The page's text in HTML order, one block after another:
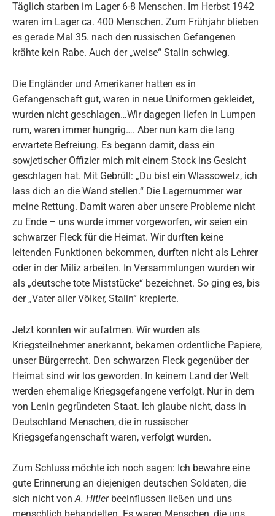
Täglich starben im Lager 6-8 Menschen. Im Herbst 1942
waren im Lager ca. 400 Menschen. Zum Frühjahr blieben
es gerade Mal 35. nach den russischen Gefangenen
krähte kein Rabe. Auch der „weise“ Stalin schwieg.
Die Engländer und Amerikaner hatten es in
Gefangenschaft gut, waren in neue Uniformen gekleidet,
wurden nicht geschlagen…Wir dagegen liefen in Lumpen
rum, waren immer hungrig…. Aber nun kam die lang
erwartete Befreiung. Es begann damit, dass ein
sowjetischer Offizier mich mit einem Stock ins Gesicht
geschlagen hat. Mit Gebrüll: „Du bist ein Wlassowetz, ich
lass dich an die Wand stellen.“ Die Lagernummer war
meine Rettung. Damit waren aber unsere Probleme nicht
zu Ende – uns wurde immer vorgeworfen, wir seien ein
schwarzer Fleck für die Heimat. Wir durften keine
leitenden Funktionen bekommen, durften nicht als Lehrer
oder in der Miliz arbeiten. In Versammlungen wurden wir
als „deutsche tote Miststücke“ bezeichnet. So ging es, bis
der „Vater aller Völker, Stalin“ krepierte.
Jetzt konnten wir aufatmen. Wir wurden als
Kriegsteilnehmer anerkannt, bekamen ordentliche Papiere,
unser Bürgerrecht. Den schwarzen Fleck gegenüber der
Heimat sind wir los geworden. In keinem Land der Welt
werden ehemalige Kriegsgefangene verfolgt. Nur in dem
von Lenin gegründeten Staat. Ich glaube nicht, dass in
Deutschland Menschen, die in russischer
Kriegsgefangenschaft waren, verfolgt wurden.
Zum Schluss möchte ich noch sagen: Ich bewahre eine
gute Erinnerung an diejenigen deutschen Soldaten, die
sich nicht vonA. Hitlerbeeinflussen ließen und uns